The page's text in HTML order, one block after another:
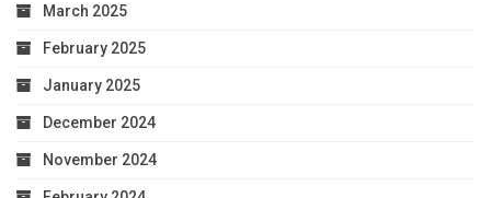
March 2025
February 2025
January 2025
December 2024
November 2024